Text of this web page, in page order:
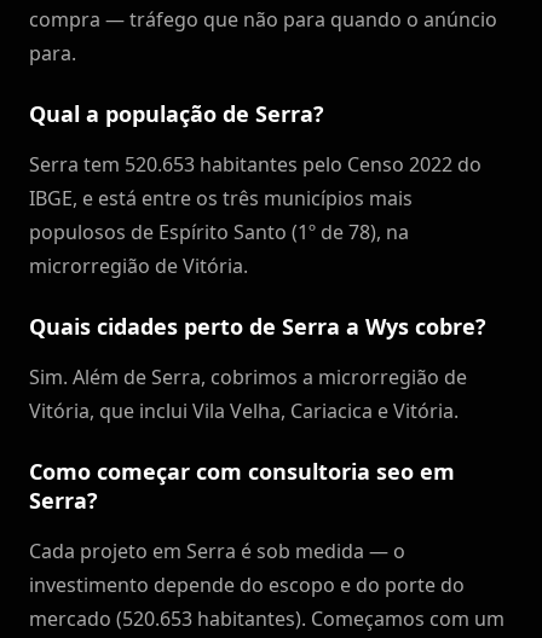
compra — tráfego que não para quando o anúncio
para.
Qual a população de Serra?
Serra tem 520.653 habitantes pelo Censo 2022 do
IBGE, e está entre os três municípios mais
populosos de Espírito Santo (1º de 78), na
microrregião de Vitória.
Quais cidades perto de Serra a Wys cobre?
Sim. Além de Serra, cobrimos a microrregião de
Vitória, que inclui Vila Velha, Cariacica e Vitória.
Como começar com consultoria seo em
Serra?
Cada projeto em Serra é sob medida — o
investimento depende do escopo e do porte do
mercado (520.653 habitantes). Começamos com um